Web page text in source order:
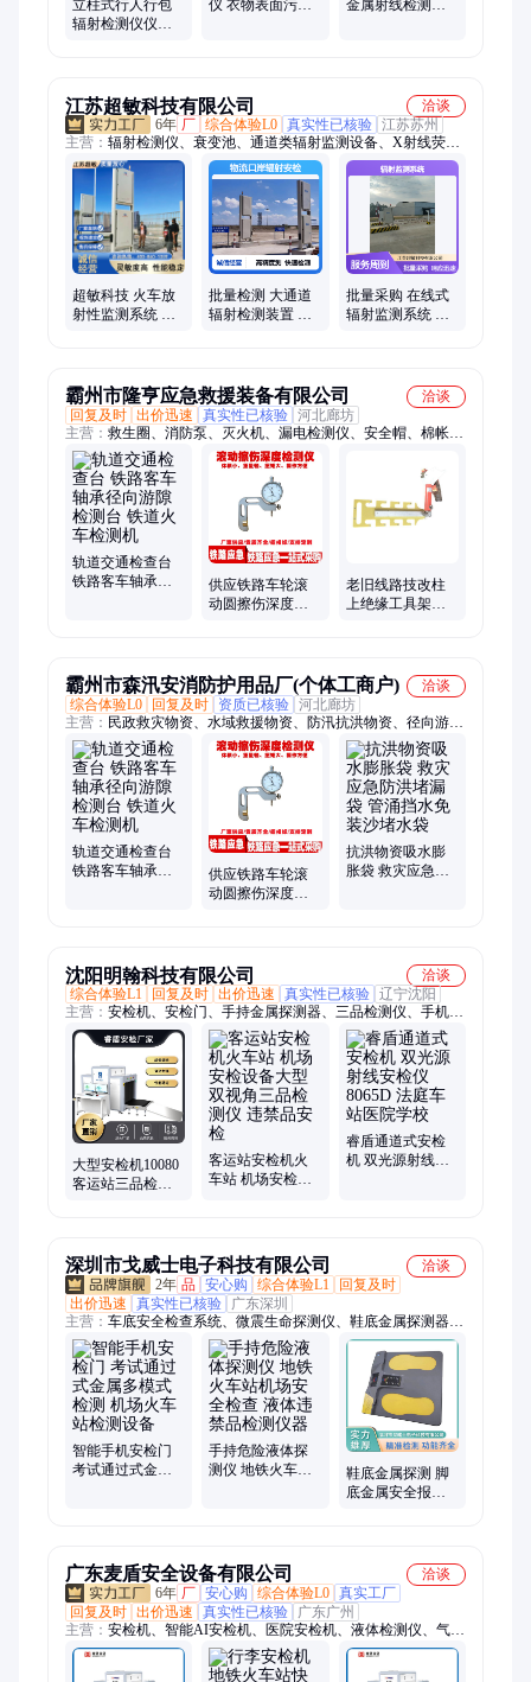
立柱式行人行包
辐射检测仪仪器
仪 衣物表面污染
金属射线检测仪
江苏超敏科技有限公司
洽谈
6年 厂 综合体验L0 真实性已核验 江苏苏州
主营： 辐射检测仪、衰变池、通道类辐射监测设备、X射线荧光
光谱仪
超敏科技 火车放
射性监测系统 再
批量检测 大通道
辐射检测装置 高
批量采购 在线式
辐射监测系统 响
霸州市隆亨应急救援装备有限公司
洽谈
回复及时 出价迅速 真实性已核验 河北廊坊
主营： 救生圈、消防泵、灭火机、漏电检测仪、安全帽、棉帐
篷、防寒服、收纳包、折叠桌凳、防洪子堤、折叠桌椅、遥控扳
手、智能平台、破拆工具、电缆接头、抽绳式沙袋、检修翼型
卡、救灾铝合金、灭火单级泵、移动堵漏机、防汛挡水板、救灾
竹板床、铝合金桌凳、导线更换器、夜间照明灯
轨道交通检查台
铁路客车轴承径
供应铁路车轮滚
动圆擦伤深度检
老旧线路技改柱
上绝缘工具架横
霸州市森汛安消防护用品厂(个体工商户)
洽谈
综合体验L0
回复及时 资质已核验 河北廊坊
主营： 民政救灾物资、水域救援物资、防汛抗洪物资、径向游隙
检测台、地震救援物资
轨道交通检查台
铁路客车轴承径
供应铁路车轮滚
动圆擦伤深度检
抗洪物资吸水膨
胀袋 救灾应急防
沈阳明翰科技有限公司
洽谈
综合体验L1
回复及时 出价迅速 真实性已核验 辽宁沈阳
主营： 安检机、安检门、手持金属探测器、三品检测仪、手机安
检门、学校安检门、医院安检门、大型安检机、智能安检门、金
属安检门、小型安检机
大型安检机10080
客运站三品检测
客运站安检机火
车站 机场安检设
睿盾通道式安检
机 双光源射线安
深圳市戈威士电子科技有限公司
洽谈
2年 品 安心购 综合体验L1
回复及时
出价迅速
真实性已核验
广东深圳
主营： 车底安全检查系统、微震生命探测仪、鞋底金属探测器、
金属检测仪、手机探测门、手持金属探测器、车底安检扫描系
统、车底检查镜、生命探测仪、鞋底探测仪、探测手机的安检
门、手持式金属探测器、手持安检器、金属探测门、金属探测安
检门、汽车站安检机、安全检查设备、新一代信号探测器、金属
探测仪、车底检查监控系统、台式检查仪、便携式安检机、学校
5g信号干扰器、5g考场屏蔽器、安检系统
智能手机安检门
考试通过式金属
手持危险液体探
测仪 地铁火车站
鞋底金属探测 脚
底金属安全报警
广东麦盾安全设备有限公司
洽谈
6年 厂 安心购 综合体验L0 真实工厂
回复及时 出价迅速 真实性已核验
广东广州
主营： 安检机、智能AI安检机、医院安检机、液体检测仪、气体
检测仪、安检门、手机安检门、手机探测门、安检设备、防爆
罐、防爆毯、手持金属探测器